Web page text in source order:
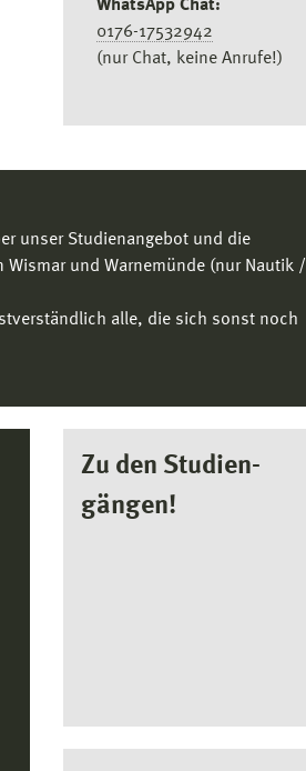
WhatsApp Chat:
0176-17532942
(nur Chat, keine Anrufe!)
unser Studienangebot und die
und Warnemünde (nur Nautik /
alle, die sich sonst noch
Zu den Studien-
gängen!